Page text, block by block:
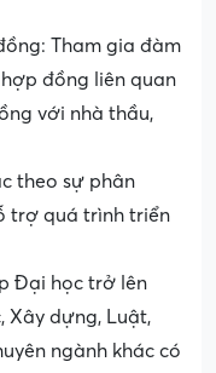
Tham gia đàm
đồng liên quan
với nhà thầu,
theo sự phân
trợ quá trình triển
Đại học trở lên
Xây dựng, Luật,
ngành khác có